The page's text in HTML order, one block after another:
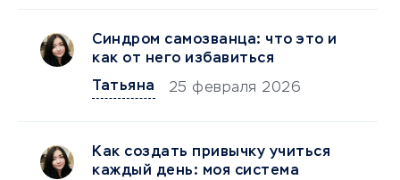
Синдром самозванца: что это и
как от него избавиться
Татьяна
25 февраля 2026
Как создать привычку учиться
каждый день: моя система